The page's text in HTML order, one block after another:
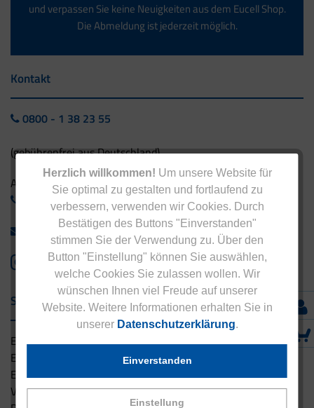
Herzlich willkommen! Um unsere Website für
Sie optimal zu gestalten und fortlaufend zu
verbessern, verwenden wir Cookies. Durch
Bestätigen des Buttons "Einverstanden"
stimmen Sie der Verwendung zu. Über den
Button "Einstellung" können Sie auswählen,
welche Cookies Sie zulassen wollen. Wir
wünschen Ihnen viel Freude auf unserer
Website. Weitere Informationen erhalten Sie in
unserer Datenschutzerklärung.
Einstellung
Einverstanden
und verpassen Sie keine Neuigkeiten aus dem Eucell Shop.
Die Abmeldung ist jederzeit möglich.
Kontakt
0800 - 1 38 23 55
(gebührenfrei aus Deutschland)
Ausland:
+49 - 5042 940 660
info@eucell.de
Service & Versand
Eucell Gesundheitsservice
Eucell Ernährungscoach
Eucell Fitness Coach
Versandbedingungen